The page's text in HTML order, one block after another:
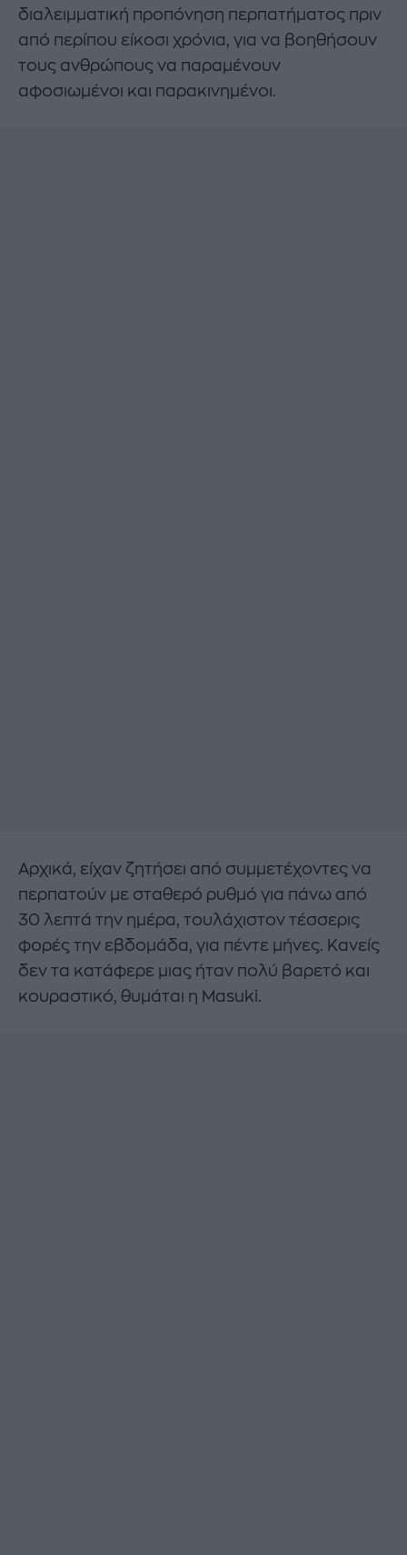
διαλειμματική προπόνηση περπατήματος πριν
από περίπου είκοσι χρόνια, για να βοηθήσουν
τους ανθρώπους να παραμένουν
αφοσιωμένοι και παρακινημένοι.
Αρχικά, είχαν ζητήσει από συμμετέχοντες να
περπατούν με σταθερό ρυθμό για πάνω από
30 λεπτά την ημέρα, τουλάχιστον τέσσερις
φορές την εβδομάδα, για πέντε μήνες. Κανείς
δεν τα κατάφερε μιας ήταν πολύ βαρετό και
κουραστικό, θυμάται η Masuki.